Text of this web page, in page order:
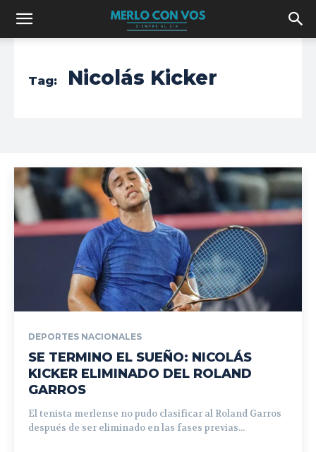
Tag: Nicolás Kicker
DEPORTES NACIONALES
SE TERMINO EL SUEÑO: NICOLÁS
KICKER ELIMINADO DEL ROLAND
GARROS
El tenista merlense no pudo clasificar al Roland Garros
después de ser eliminado en las fases previas...